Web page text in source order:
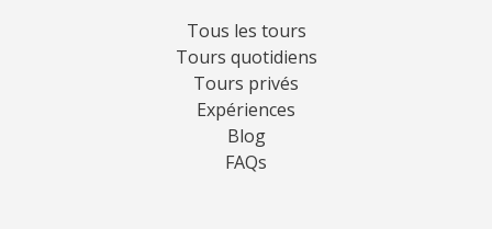
Tous les tours
Tours quotidiens
Tours privés
Expériences
Blog
FAQs